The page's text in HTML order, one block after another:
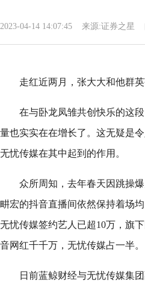
2023-04-14 14:07:45 来源:证券之星
走红近两月，张大大和他群
在与卧龙凤雏共创快乐的这
量也实实在在增长了。这无疑是
无忧传媒在其中起到的作用。
众所周知，去年春天因跳操
畊宏的抖音直播间依然保持着场
无忧传媒签约艺人已超10万，旗
音网红千千万，无忧传媒占一半。
日前蓝鲸财经与无忧传媒集